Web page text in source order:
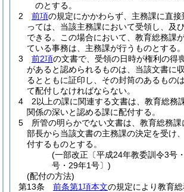
のとする。
2
前項の規定にかかわらず、主務課に直
っては、当該主務課において受領し、及
できる。
この場合において、教育総務課
ている事務は、主務課が行うものとする。
3
前2項の文書で、受領の日時が権利の得
があると認められるものは、当該文書に
るとともに証印し、その封筒のあるもの
て配付しなければならない。
4
2以上の課に関連する文書は、教育総務
関係の深いと認める課に配付する。
5
所管の明らかでない文書は、教育総務
部長から当該文書の主務課の決定を受け
付するものとする。
(一部改正〔平成24年教委訓令3号
号・29年1号〕)
(配付の方法)
第13条
前条第1項本文の規定により教育